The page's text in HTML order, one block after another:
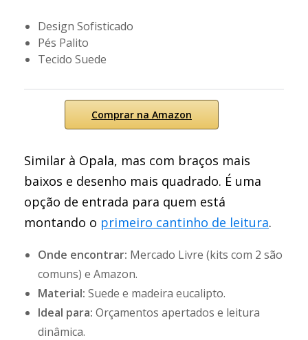
Design Sofisticado
Pés Palito
Tecido Suede
Comprar na Amazon
Similar à Opala, mas com braços mais
baixos e desenho mais quadrado. É uma
opção de entrada para quem está
montando o primeiro cantinho de leitura.
Onde encontrar: Mercado Livre (kits com 2 são
comuns) e Amazon.
Material: Suede e madeira eucalipto.
Ideal para: Orçamentos apertados e leitura
dinâmica.